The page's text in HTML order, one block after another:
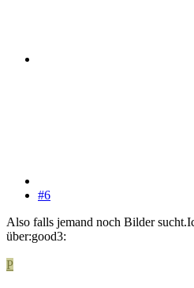
#6
Also falls jemand noch Bilder
über:good3:
P